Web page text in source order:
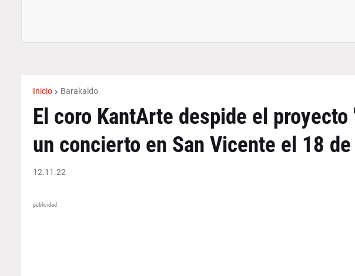
Inicio Barakaldo
El coro KantArte despide el
un concierto en San Vicente el 18
12.11.22
publicidad